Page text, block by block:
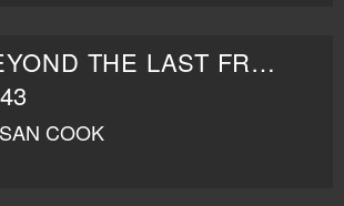
BEYOND THE LAST FRONTIER
COOK